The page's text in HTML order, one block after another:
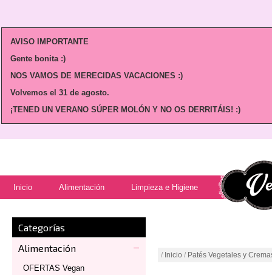
AVISO IMPORTANTE
Gente bonita :)
NOS VAMOS DE MERECIDAS VACACIONES :)
Volvemos el 31 de agosto.
¡TENED UN VERANO SÚPER MOLÓN Y NO OS DERRITÁIS! :)
Inicio Alimentación Limpieza e Higiene
Categorías
Alimentación
OFERTAS Vegan
/ Inicio / Patés Vegetales y